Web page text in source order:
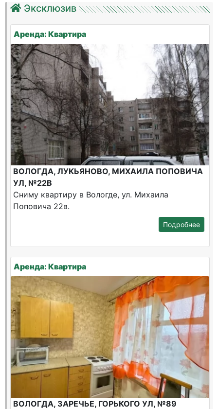
Эксклюзив
Аренда: Квартира
ВОЛОГДА, ЛУКЬЯНОВО, МИХАИЛА ПОПОВИЧА
УЛ, №22В
Сниму квартиру в Вологде, ул. Михаила
Поповича 22в.
Подробнее
Аренда: Квартира
ВОЛОГДА, ЗАРЕЧЬЕ, ГОРЬКОГО УЛ, №89